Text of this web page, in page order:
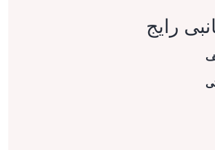
رایج